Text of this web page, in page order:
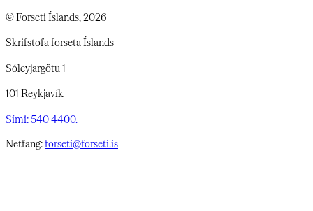
© Forseti Íslands, 2026
Skrifstofa forseta Íslands
Sóleyjargötu 1
101 Reykjavík
Sími: 540 4400.
Netfang:forseti@forseti.is